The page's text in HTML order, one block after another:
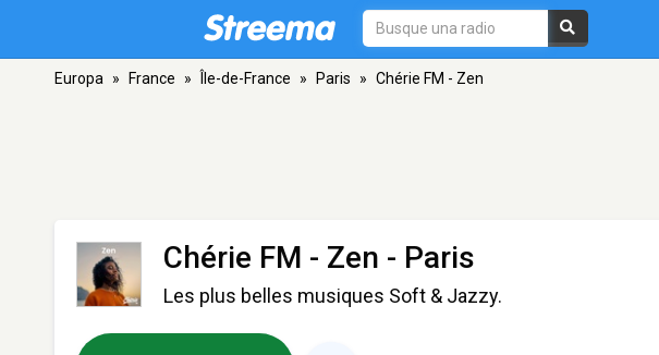
Europa » France » Île-de-France » Paris » Chérie FM - Zen
Chérie FM - Zen - Paris
Les plus belles musiques Soft & Jazzy.